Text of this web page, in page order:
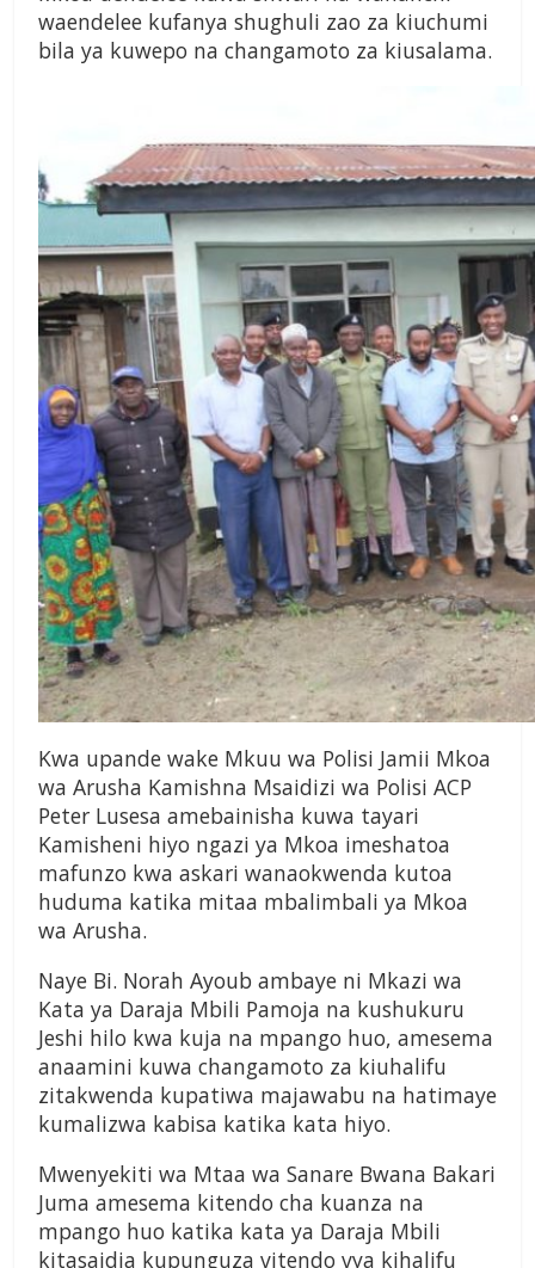
waendelee kufanya shughuli zao za kiuchumi
bila ya kuwepo na changamoto za kiusalama.
Kwa upande wake Mkuu wa Polisi Jamii Mkoa
wa Arusha Kamishna Msaidizi wa Polisi ACP
Peter Lusesa amebainisha kuwa tayari
Kamisheni hiyo ngazi ya Mkoa imeshatoa
mafunzo kwa askari wanaokwenda kutoa
huduma katika mitaa mbalimbali ya Mkoa
wa Arusha.
Naye Bi. Norah Ayoub ambaye ni Mkazi wa
Kata ya Daraja Mbili Pamoja na kushukuru
Jeshi hilo kwa kuja na mpango huo, amesema
anaamini kuwa changamoto za kiuhalifu
zitakwenda kupatiwa majawabu na hatimaye
kumalizwa kabisa katika kata hiyo.
Mwenyekiti wa Mtaa wa Sanare Bwana Bakari
Juma amesema kitendo cha kuanza na
mpango huo katika kata ya Daraja Mbili
kitasaidia kupunguza vitendo vya kihalifu